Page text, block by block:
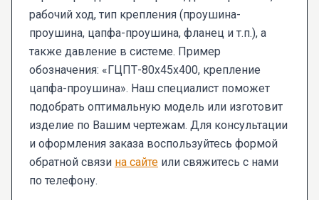
рабочий ход, тип крепления (проушина-
проушина, цапфа-проушина, фланец и т.п.), а
также давление в системе. Пример
обозначения: «ГЦПТ-80х45х400, крепление
цапфа-проушина». Наш специалист поможет
подобрать оптимальную модель или изготовит
изделие по Вашим чертежам. Для консультации
и оформления заказа воспользуйтесь формой
обратной связи на сайте или свяжитесь с нами
по телефону.